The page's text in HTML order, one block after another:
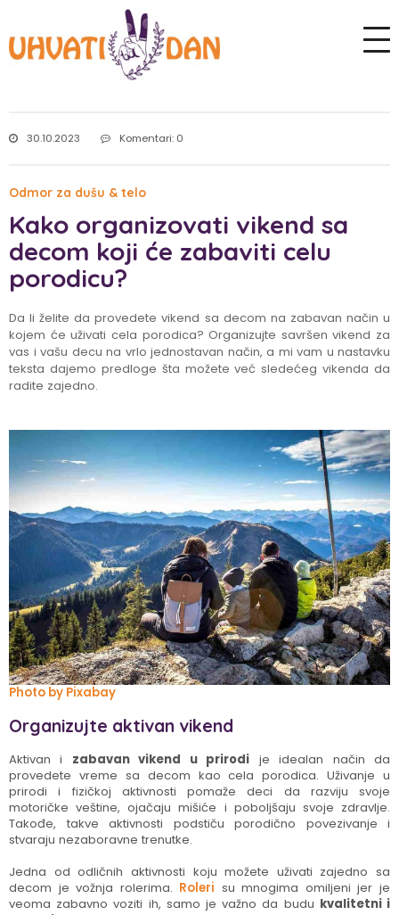
30.10.2023 Komentari: 0
Odmor za dušu & telo
Kako organizovati vikend sa
decom koji će zabaviti celu
porodicu?
Da li želite da provedete vikend sa decom na zabavan način u
kojem će uživati cela porodica? Organizujte savršen vikend za
vas i vašu decu na vrlo jednostavan način, a mi vam u nastavku
teksta dajemo predloge šta možete već sledećeg vikenda da
radite zajedno.
Photo by Pixabay
Organizujte aktivan vikend
Aktivan i zabavan vikend u prirodi je idealan način da
provedete vreme sa decom kao cela porodica. Uživanje u
prirodi i fizičkoj aktivnosti pomaže deci da razviju svoje
motoričke veštine, ojačaju mišiće i poboljšaju svoje zdravlje.
Takođe, takve aktivnosti podstiču porodično povezivanje i
stvaraju nezaboravne trenutke.
Jedna od odličnih aktivnosti koju možete uživati zajedno sa
decom je vožnja rolerima. Roleri su mnogima omiljeni jer je
veoma zabavno voziti ih, samo je važno da budu kvalitetni i